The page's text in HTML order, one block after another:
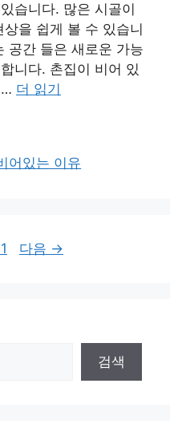
습니다. 많은 시골이
을 쉽게 볼 수 있습니
공간 들은 새로운 가능
니다. 촌집이 비어 있
… 더 읽기
어있는 이유
다음 →
검색